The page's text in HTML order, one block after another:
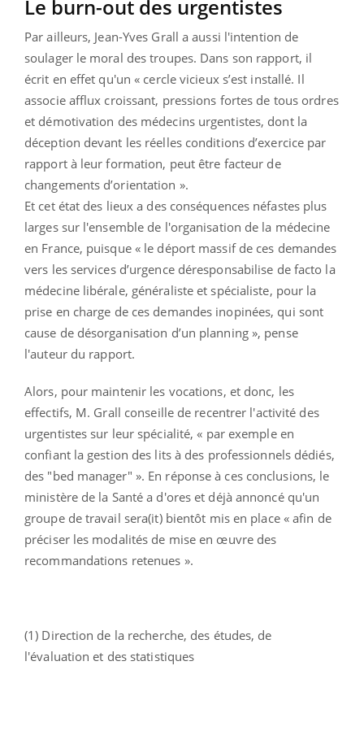
Le burn-out des urgentistes
Par ailleurs, Jean-Yves Grall a aussi l'intention de
soulager le moral des troupes. Dans son rapport, il
écrit en effet qu'un « cercle vicieux s’est installé. Il
associe afflux croissant, pressions fortes de tous ordres
et démotivation des médecins urgentistes, dont la
déception devant les réelles conditions d’exercice par
rapport à leur formation, peut être facteur de
changements d’orientation ».
Et cet état des lieux a des conséquences néfastes plus
larges sur l'ensemble de l'organisation de la médecine
en France, puisque « le déport massif de ces demandes
vers les services d’urgence déresponsabilise de facto la
médecine libérale, généraliste et spécialiste, pour la
prise en charge de ces demandes inopinées, qui sont
cause de désorganisation d’un planning », pense
l'auteur du rapport.
Alors, pour maintenir les vocations, et donc, les
effectifs, M. Grall conseille de recentrer l'activité des
urgentistes sur leur spécialité, « par exemple en
confiant la gestion des lits à des professionnels dédiés,
des "bed manager" ». En réponse à ces conclusions, le
ministère de la Santé a d'ores et déjà annoncé qu'un
groupe de travail sera(it) bientôt mis en place « afin de
préciser les modalités de mise en œuvre des
recommandations retenues ».
(1) Direction de la recherche, des études, de
l'évaluation et des statistiques